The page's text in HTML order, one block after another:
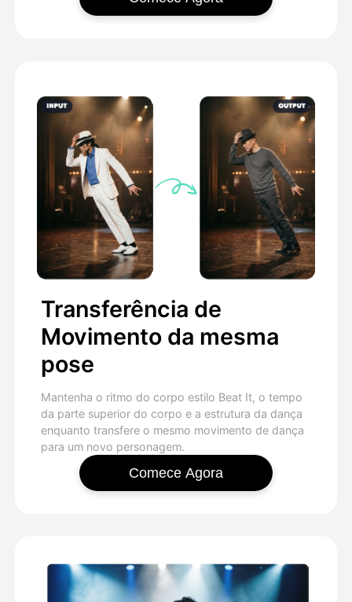
Transferência de
Movimento da mesma
pose
Mantenha o ritmo do corpo estilo Beat It, o tempo
da parte superior do corpo e a estrutura da dança
enquanto transfere o mesmo movimento de dança
para um novo personagem.
Comece Agora